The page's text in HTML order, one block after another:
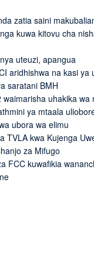
zatia saini
kuwa kitovu cha
uteuzi, apangua
aridhishwa na kasi ya
saratani BMH
waimarisha uhakika wa
ya mtaala
ubora wa elimu
TVLA kwa Kujenga
za Mifugo
FCC kuwafikia